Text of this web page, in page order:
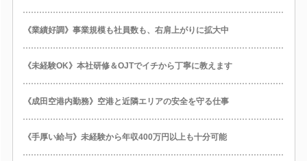
《業績好調》事業規模も社員数も、右肩上がりに拡大中
《未経験OK》本社研修＆OJTでイチから丁寧に教えます
《成田空港内勤務》空港と近隣エリアの安全を守る仕事
《手厚い給与》未経験から年収400万円以上も十分可能